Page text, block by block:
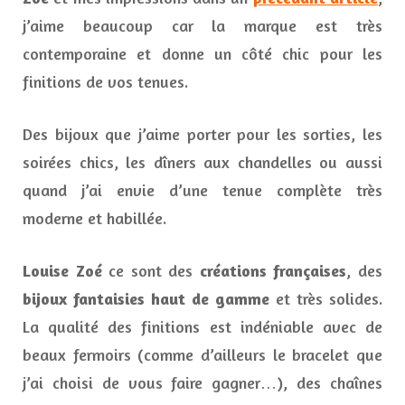
j’aime beaucoup car la marque est très
contemporaine et donne un côté chic pour les
finitions de vos tenues.
Des bijoux que j’aime porter pour les sorties, les
soirées chics, les dîners aux chandelles ou aussi
quand j’ai envie d’une tenue complète très
moderne et habillée.
Louise Zoéce sont des créations françaises, des
bijoux fantaisies haut de gamme et très solides.
La qualité des finitions est indéniable avec de
beaux fermoirs (comme d’ailleurs le bracelet que
j’ai choisi de vous faire gagner…), des chaînes